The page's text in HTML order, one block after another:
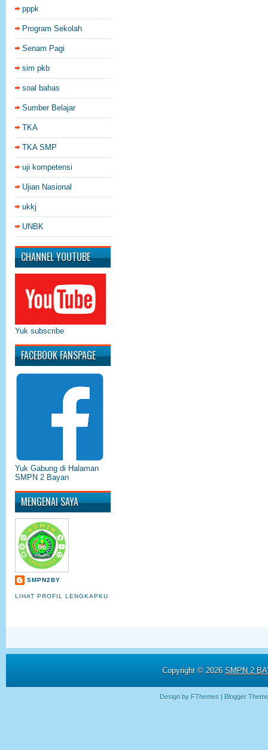
pppk
Program Sekolah
Senam Pagi
sim pkb
soal bahas
Sumber Belajar
TKA
TKA SMP
uji kompetensi
Ujian Nasional
ukkj
UNBK
CHANNEL YOUTUBE
Yuk subscribe
FACEBOOK FANSPAGE
Yuk Gabung di Halaman
SMPN 2 Bayan
MENGENAI SAYA
SMPN2BY
LIHAT PROFIL LENGKAPKU
Copyright © 2026 SMPN 2
Design by FThemes | Blogger